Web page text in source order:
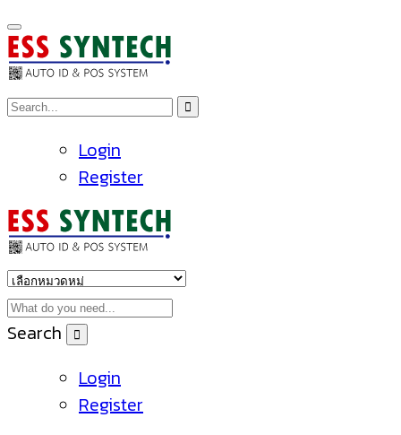
Login
Register
Search
Login
Register